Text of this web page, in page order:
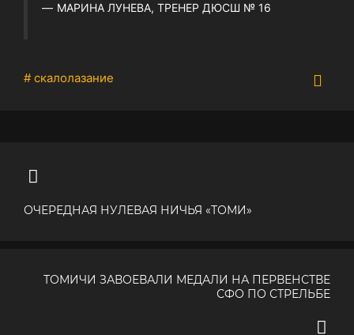
МАРИНА ЛУНЕВА, ТРЕНЕР ДЮСШ № 16
# скалолазание
ОЧЕРЕДНАЯ НУЛЕВАЯ НИЧЬЯ «ТОМИ»
ТОМИЧИ ЗАВОЕВАЛИ МЕДАЛИ НА ПЕРВЕНСТВЕ
СФО ПО СТРЕЛЬБЕ